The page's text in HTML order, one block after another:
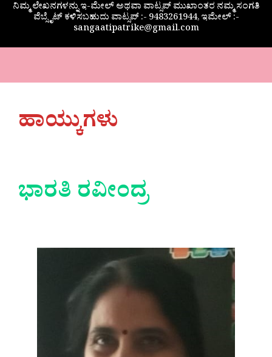
ನಿಮ್ಮ ಲೇಖನಗಳನ್ನು ಇ-ಮೇಲ್ ಅಥವಾ ವಾಟ್ಸಪ್ ಮುಖಾಂತರ ನಮ್ಮ ಸಂಗತಿ
ವೆಬ್ಸೈಟ್ ಕಳಿಸಬಹುದು ವಾಟ್ಸಪ್‌ :- 9483261944, ಇಮೇಲ್ :-
sangaatipatrike@gmail.com
ಹಾಯ್ಕುಗಳು
ಭಾರತಿ ರವೀಂದ್ರ